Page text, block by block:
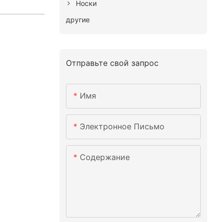
Носки
другие
Отправьте свой запрос
Имя
Электронное Письмо
Содержание